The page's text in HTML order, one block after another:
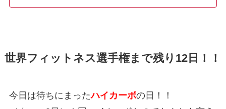
世界フィットネス選手権まで残り12日！！
今日は待ちにまったハイカーボの日！！